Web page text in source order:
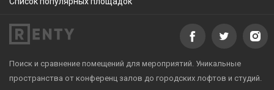
Поиск и сравнение помещений для мероприятий. Уникальные
пространства от конференц залов до городских лофтов и студий.